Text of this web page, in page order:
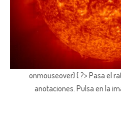
onmouseover) { ?> Pasa el
anotaciones. Pulsa en la